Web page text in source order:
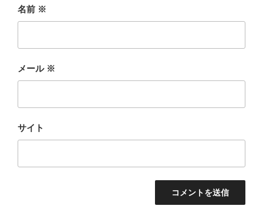
名前 ※
メール ※
サイト